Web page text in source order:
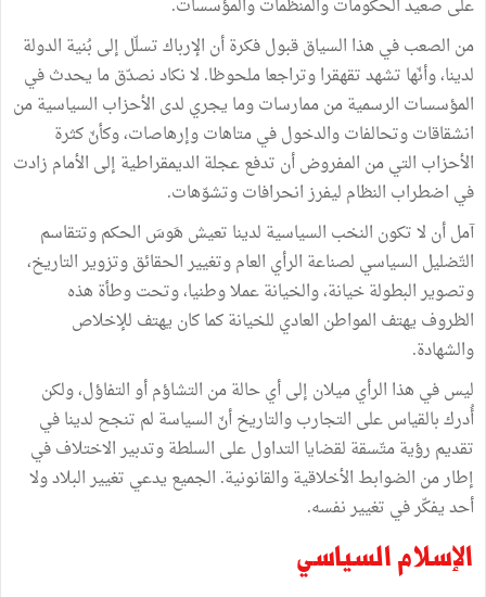
على صعيد الحكومات والمنظمات والمؤسسات.
من الصعب في هذا السياق قبول فكرة أن الإرباك تسلّل إلى بُنية الدولة
لدينا، وأنّها تشهد تقهقرا وتراجعا ملحوظا. لا نكاد نصدّق ما يحدث في
المؤسسات الرسمية من ممارسات وما يجري لدى الأحزاب السياسية من
انشقاقات وتحالفات والدخول في متاهات وإرهاصات، وكأنّ كثرة
الأحزاب التي من المفروض أن تدفع عجلة الديمقراطية إلى الأمام زادت
في اضطراب النظام ليفرز انحرافات وتشوّهات.
آمل أن لا تكون النخب السياسية لدينا تعيش هَوسَ الحكم وتتقاسم
التّضليل السياسي لصناعة الرأي العام وتغيير الحقائق وتزوير التاريخ،
وتصوير البطولة خيانة، والخيانة عملا وطنيا، وتحت وطأة هذه
الظروف يهتف المواطن العادي للخيانة كما كان يهتف للإخلاص
والشهادة.
ليس في هذا الرأي ميلان إلى أي حالة من التشاؤم أو التفاؤل، ولكن
أُدرك بالقياس على التجارب والتاريخ أنّ السياسة لم تنجح لدينا في
تقديم رؤية متّسقة لقضايا التداول على السلطة وتدبير الاختلاف في
إطار من الضوابط الأخلاقية والقانونية. الجميع يدعي تغيير البلاد ولا
أحد يفكّر في تغيير نفسه.
الإسلام السياسي